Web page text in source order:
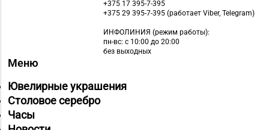
+375 17 395-7-395
+375 29 395-7-395 (работает Viber, Telegram)
ИНФОЛИНИЯ (режим работы):
пн-вс: с 10:00 до 20:00
без выходных
Меню
Ювелирные украшения
Столовое серебро
Часы